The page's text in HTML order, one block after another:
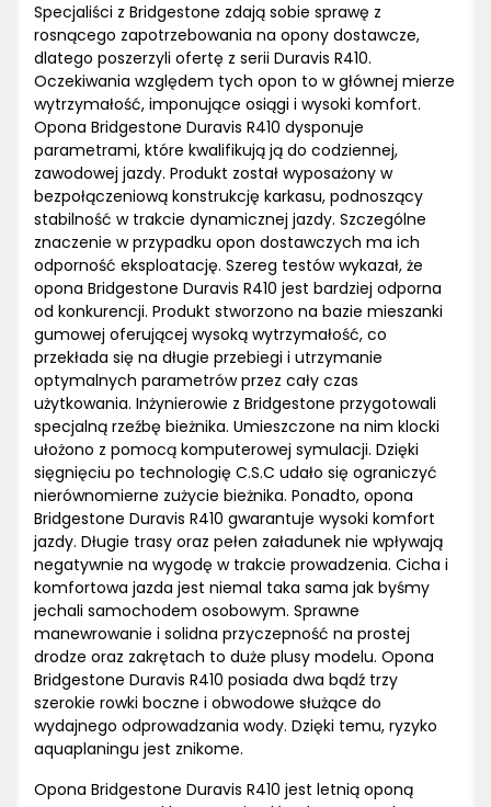
Specjaliści z Bridgestone zdają sobie sprawę z
rosnącego zapotrzebowania na opony dostawcze,
dlatego poszerzyli ofertę z serii Duravis R410.
Oczekiwania względem tych opon to w głównej mierze
wytrzymałość, imponujące osiągi i wysoki komfort.
Opona Bridgestone Duravis R410 dysponuje
parametrami, które kwalifikują ją do codziennej,
zawodowej jazdy. Produkt został wyposażony w
bezpołączeniową konstrukcję karkasu, podnoszący
stabilność w trakcie dynamicznej jazdy. Szczególne
znaczenie w przypadku opon dostawczych ma ich
odporność eksploatację. Szereg testów wykazał, że
opona Bridgestone Duravis R410 jest bardziej odporna
od konkurencji. Produkt stworzono na bazie mieszanki
gumowej oferującej wysoką wytrzymałość, co
przekłada się na długie przebiegi i utrzymanie
optymalnych parametrów przez cały czas
użytkowania. Inżynierowie z Bridgestone przygotowali
specjalną rzeźbę bieżnika. Umieszczone na nim klocki
ułożono z pomocą komputerowej symulacji. Dzięki
sięgnięciu po technologię C.S.C udało się ograniczyć
nierównomierne zużycie bieżnika. Ponadto, opona
Bridgestone Duravis R410 gwarantuje wysoki komfort
jazdy. Długie trasy oraz pełen załadunek nie wpływają
negatywnie na wygodę w trakcie prowadzenia. Cicha i
komfortowa jazda jest niemal taka sama jak byśmy
jechali samochodem osobowym. Sprawne
manewrowanie i solidna przyczepność na prostej
drodze oraz zakrętach to duże plusy modelu. Opona
Bridgestone Duravis R410 posiada dwa bądź trzy
szerokie rowki boczne i obwodowe służące do
wydajnego odprowadzania wody. Dzięki temu, ryzyko
aquaplaningu jest znikome.
Opona Bridgestone Duravis R410 jest letnią oponą